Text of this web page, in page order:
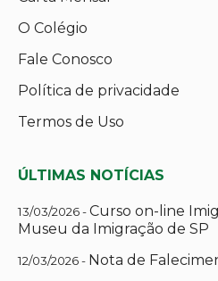
O Colégio
Fale Conosco
Política de privacidade
Termos de Uso
ÚLTIMAS NOTÍCIAS
13/03/2026 -Curso on-line
Museu da Imigração de SP
12/03/2026 - Nota de